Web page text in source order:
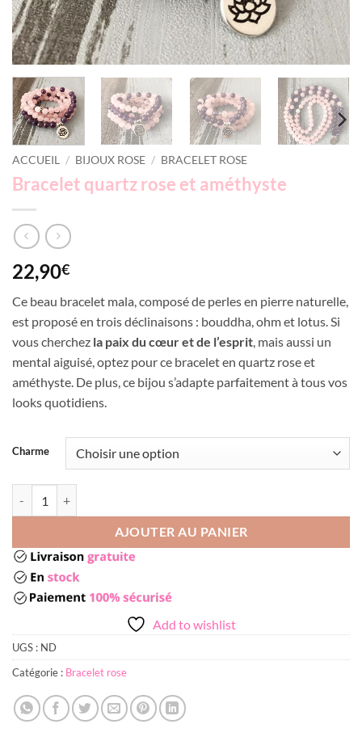
ACCUEIL / BIJOUX ROSE / BRACELET ROSE
Bracelet quartz rose et améthyste
22,90€
Ce beau bracelet mala, composé de perles en pierre naturelle,
est proposé en trois déclinaisons : bouddha, ohm et lotus. Si
vous cherchez la paix du cœur et de l’esprit, mais aussi un
mental aiguisé, optez pour ce bracelet en quartz rose et
améthyste. De plus, ce bijou s’adapte parfaitement à tous vos
looks quotidiens.
Charme
AJOUTER AU PANIER
Add to wishlist
UGS : ND
Catégorie : Bracelet rose